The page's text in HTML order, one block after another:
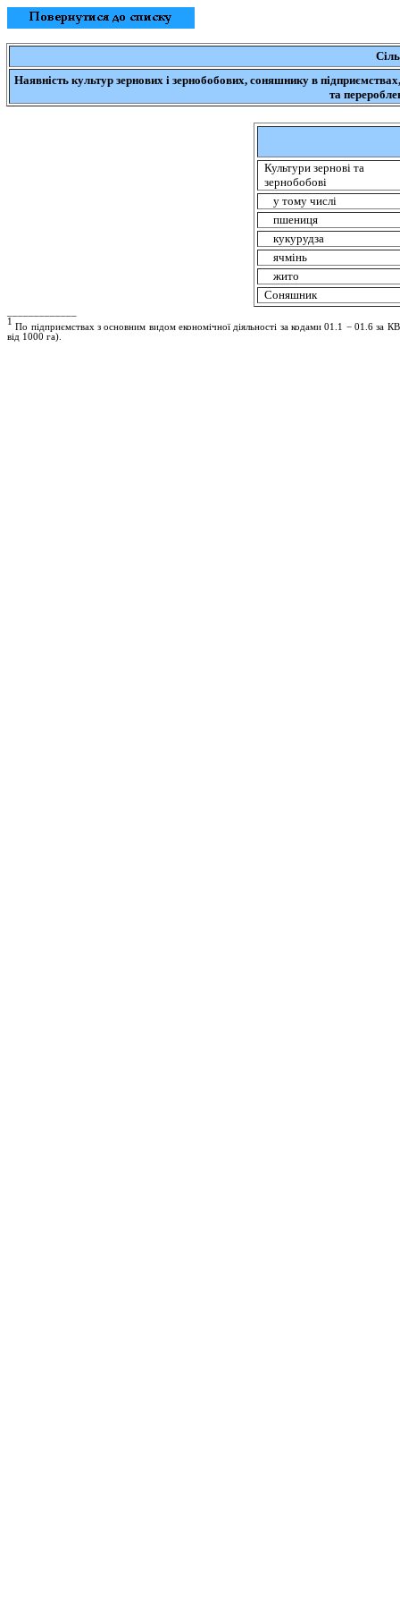
Наявність культур зернових і зернобобових, соняшнику в
та
Культури зернові та
зернобобові
у тому числі
пшениця
кукурудза
ячмінь
жито
Соняшник
1
По підприємствах з основним видом економічної діяльності за кодами 01.1 − 01.6 за
від 1000 га).